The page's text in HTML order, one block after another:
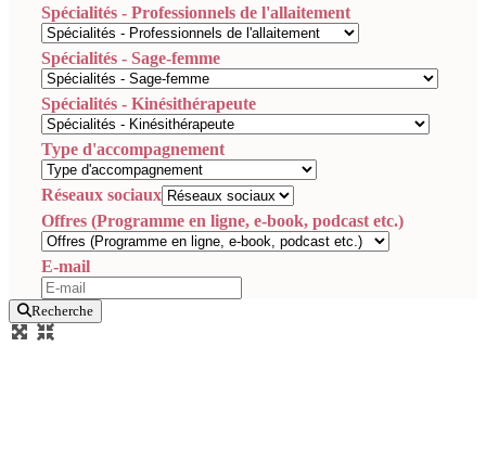
Spécialités - Professionnels de l'allaitement
Spécialités - Sage-femme
Spécialités - Kinésithérapeute
Type d'accompagnement
Réseaux sociaux
Offres (Programme en ligne, e-book, podcast etc.)
E-mail
Recherche